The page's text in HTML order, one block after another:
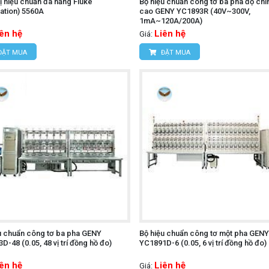
5560A
hệ
MUA
cao GENY YC1893R (40V~300V,
1mA~120A/200A)
Giá: Liên hệ
ĐẶT MUA
chuẩn công tơ ba pha GENY
48 (0.05, 48 vị trí đồng hồ đo)
hệ
Bộ hiệu chuẩn công tơ một pha GENY
YC1891D-6 (0.05, 6 vị trí đồng hồ đo)
Giá: Liên hệ